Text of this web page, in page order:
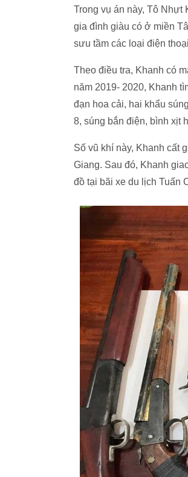
Trong vụ án này, Tô Nhựt
gia đình giàu có ở miền
sưu tầm các loại điện
Theo điều tra, Khanh có
năm 2019- 2020, Khanh
đạn hoa cải, hai khẩu
8, súng bắn điện, bình xịt
Số vũ khí này, Khanh cất
Giang. Sau đó, Khanh
đồ tại bãi xe du lịch Tuấn